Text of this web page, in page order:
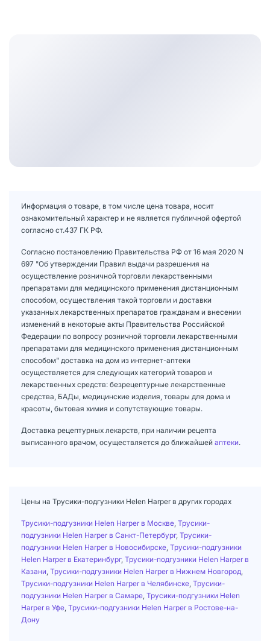
Информация о товаре, в том числе цена товара, носит
ознакомительный характер и не является публичной офертой
согласно ст.437 ГК РФ.
Согласно постановлению Правительства РФ от 16 мая 2020 N
697 "Об утверждении Правил выдачи разрешения на
осуществление розничной торговли лекарственными
препаратами для медицинского применения дистанционным
способом, осуществления такой торговли и доставки
указанных лекарственных препаратов гражданам и внесении
изменений в некоторые акты Правительства Российской
Федерации по вопросу розничной торговли лекарственными
препаратами для медицинского применения дистанционным
способом" доставка на дом из интернет-аптеки
осуществляется для следующих категорий товаров и
лекарственных средств: безрецептурные лекарственные
средства, БАДы, медицинские изделия, товары для дома и
красоты, бытовая химия и сопутствующие товары.
Доставка рецептурных лекарств, при наличии рецепта
выписанного врачом, осуществляется до ближайшей аптеки.
Цены на Трусики-подгузники Helen Harper в других городах
Трусики-подгузники Helen Harper в Москве Трусики-
подгузники Helen Harper в Санкт-Петербург, Трусики-
подгузники Helen Harper в Новосибирске Трусики-подгузники
Helen Harper в Екатеринбург, Трусики-подгузники Helen Harper в
Казани Трусики-подгузники Helen Harper в Нижнем Новгород
Трусики-подгузники Helen Harper в Челябинске Трусики-
подгузники Helen Harper в Самаре Трусики-подгузники Helen
Harper в Уфе Трусики-подгузники Helen Harper в Ростове-на-
Дону